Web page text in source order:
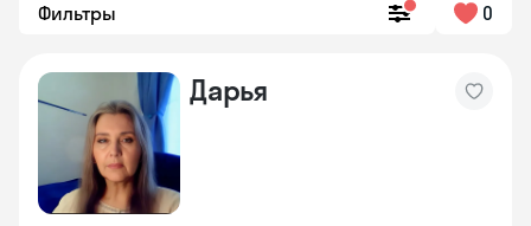
Фильтры 0
Дарья